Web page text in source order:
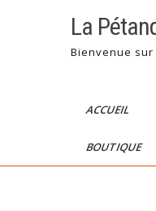
La
Bienvenue
ACCUEIL
BOUTIQUE